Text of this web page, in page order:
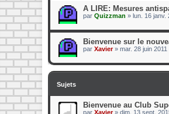
A LIRE: Mesures
par Quizzman » lun. 16 janv.
Bienvenue sur le
par Xavier» mar. 28 juin
Sujets
Bienvenue au Club
par Xavier» dim. 13 sept.